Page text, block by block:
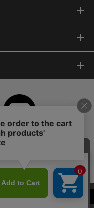
す。Cookieの使用に同意いた
利用案内
All Rights Reserved.